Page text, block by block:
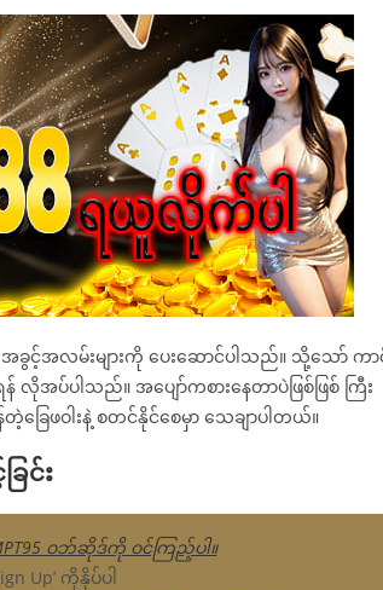
ခွင့်အလမ်းများကို ပေးဆောင်ပါသည်။ သို့သော် ကာ
လိုအပ်ပါသည်။ အပျော်ကစားနေတာပဲဖြစ်ဖြစ် ကြီး
ြေဖဝါးနဲ့ စတင်နိုင်စေမှာ သေချာပါတယ်။
ြင်း
ဝဘ်ဆိုဒ်ကို ဝင်ကြည့်ပါ။
Up’ ကိုနှိပ်ပါ